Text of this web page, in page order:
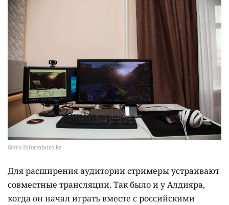
Фото Informburo.kz
Для расширения аудитории стримеры устраивают
совместные трансляции. Так было и у Алдияра,
когда он начал играть вместе с российскими